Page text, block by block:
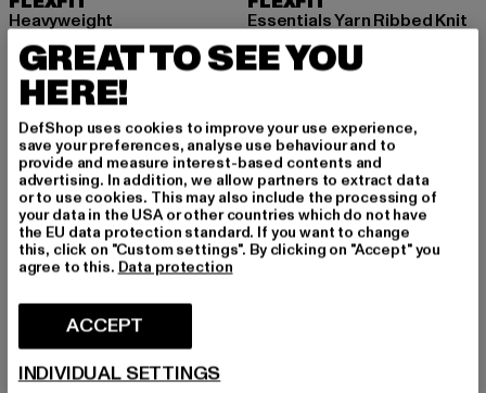
Heavyweight
116,48 kr
Nuvarande pris: 116,48 kr
208 krKampanjpris: 208 kr
Essentials Yarn Ribbed Knit
138,72 kr
Nuvarande pris: 138,72 kr
289 krKampanjpris: 289 kr
-46% -32%
GREAT TO SEE YOU
HERE!
DefShop uses cookies to improve your use experience,
save your preferences, analyse use behaviour and to
provide and measure interest-based contents and
advertising. In addition, we allow partners to extract data
or to use cookies. This may also include the processing of
your data in the USA or other countries which do not have
the EU data protection standard. If you want to change
this, click on "Custom settings". By clicking on "Accept" you
agree to this. Data protection
ACCEPT
INDIVIDUAL SETTINGS